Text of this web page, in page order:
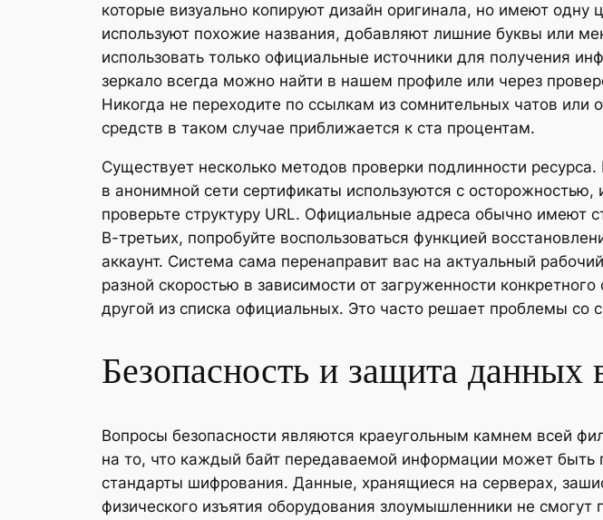
которые визуально копируют дизайн оригинала, но имеют
используют похожие названия, добавляют лишние буквы или
использовать только официальные источники для получения
зеркало всегда можно найти в нашем профиле или через
Никогда не переходите по ссылкам из сомнительных чатов
средств в таком случае приближается к ста процентам.
Существует несколько методов проверки подлинности
в анонимной сети сертификаты используются с
проверьте структуру URL. Официальные адреса обычно имеют
В-третьих, попробуйте воспользоваться функцией
аккаунт. Система сама перенаправит вас на актуальный
разной скоростью в зависимости от загруженности
другой из списка официальных. Это часто решает проблемы со
Безопасность и защита данных
Вопросы безопасности являются краеугольным камнем всей
на то, что каждый байт передаваемой информации может быть
стандарты шифрования. Данные, хранящиеся на серверах,
физического изъятия оборудования злоумышленники не